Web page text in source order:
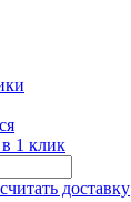
1 клик
доставку